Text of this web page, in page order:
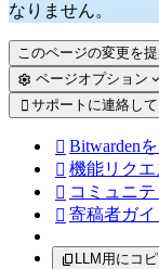
なりません。
このページの変更を
ページオプション
 サポートに連絡し
 Bitwarden
 機能リクエ
 コミュニ
 寄稿者ガ
LLM用にコ